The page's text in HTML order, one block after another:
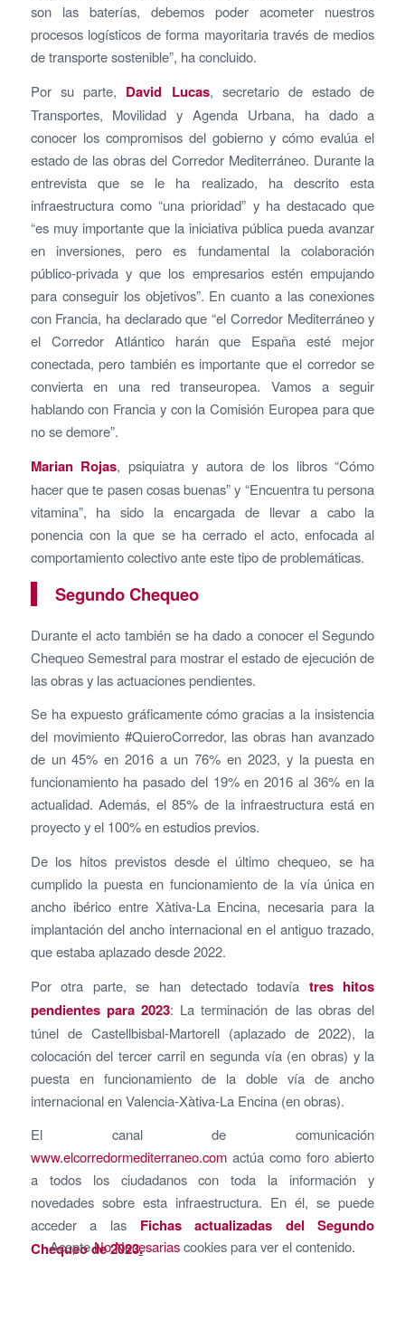
son las baterías, debemos poder acometer nuestros
procesos logísticos de forma mayoritaria través de medios
de transporte sostenible”, ha concluido.
Por su parte, David Lucas, secretario de estado de
Transportes, Movilidad y Agenda Urbana, ha dado a
conocer los compromisos del gobierno y cómo evalúa el
estado de las obras del Corredor Mediterráneo. Durante la
entrevista que se le ha realizado, ha descrito esta
infraestructura como “una prioridad” y ha destacado que
“es muy importante que la iniciativa pública pueda avanzar
en inversiones, pero es fundamental la colaboración
público-privada y que los empresarios estén empujando
para conseguir los objetivos”. En cuanto a las conexiones
con Francia, ha declarado que “el Corredor Mediterráneo y
el Corredor Atlántico harán que España esté mejor
conectada, pero también es importante que el corredor se
convierta en una red transeuropea. Vamos a seguir
hablando con Francia y con la Comisión Europea para que
no se demore”.
Marian Rojas, psiquiatra y autora de los libros “Cómo
hacer que te pasen cosas buenas” y “Encuentra tu persona
vitamina”, ha sido la encargada de llevar a cabo la
ponencia con la que se ha cerrado el acto, enfocada al
comportamiento colectivo ante este tipo de problemáticas.
Segundo Chequeo
Durante el acto también se ha dado a conocer el Segundo
Chequeo Semestral para mostrar el estado de ejecución de
las obras y las actuaciones pendientes.
Se ha expuesto gráficamente cómo gracias a la insistencia
del movimiento #QuieroCorredor, las obras han avanzado
de un 45% en 2016 a un 76% en 2023, y la puesta en
funcionamiento ha pasado del 19% en 2016 al 36% en la
actualidad. Además, el 85% de la infraestructura está en
proyecto y el 100% en estudios previos.
De los hitos previstos desde el último chequeo, se ha
cumplido la puesta en funcionamiento de la vía única en
ancho ibérico entre Xàtiva-La Encina, necesaria para la
implantación del ancho internacional en el antiguo trazado,
que estaba aplazado desde 2022.
Por otra parte, se han detectado todavía tres hitos
pendientes para 2023: La terminación de las obras del
túnel de Castellbisbal-Martorell (aplazado de 2022), la
colocación del tercer carril en segunda vía (en obras) y la
puesta en funcionamiento de la doble vía de ancho
internacional en Valencia-Xàtiva-La Encina (en obras).
El canal de comunicación
www.elcorredormediterraneo.comactúa como foro abierto
a todos los ciudadanos con toda la información y
novedades sobre esta infraestructura. En él, se puede
acceder a las Fichas actualizadas del Segundo
Chequeo de 2023.
AcepteNo Necesariascookies para ver el contenido.